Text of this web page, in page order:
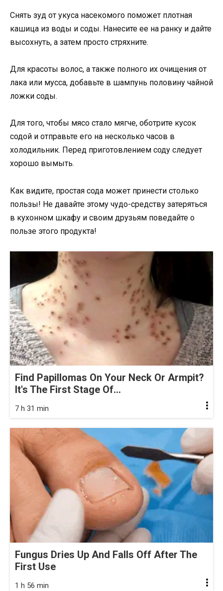
Снять зуд от укуса насекомого поможет плотная
кашица из воды и соды. Нанесите ее на ранку и дайте
высохнуть, а затем просто стряхните.
Для красоты волос, а также полного их очищения от
лака или мусса, добавьте в шампунь половину чайной
ложки соды.
Для того, чтобы мясо стало мягче, оботрите кусок
содой и отправьте его на несколько часов в
холодильник. Перед приготовлением соду следует
хорошо вымыть.
Как видите, простая сода может принести столько
пользы! Не давайте этому чудо-средству затеряться
в кухонном шкафу и своим друзьям поведайте о
пользе этого продукта!
Find Papillomas On Your Neck Or Armpit?
It's The First Stage Of...
7 h 31 min
Fungus Dries Up And Falls Off After The
First Use
1 h 56 min